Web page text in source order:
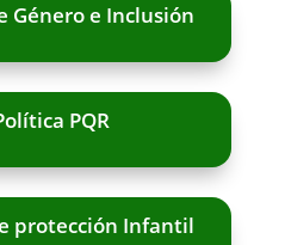
Género e Inclusión
PQR
protección Infantil